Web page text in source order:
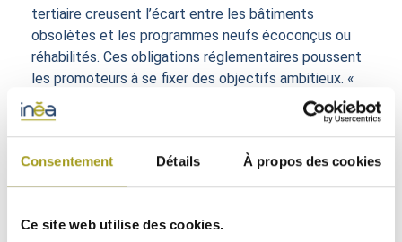
Consentement Détails À propos des cookies
Ce site web utilise des cookies.
tertiaire creusent l’écart entre les bâtiments
obsolètes et les programmes neufs écoconçus ou
réhabilités. Ces obligations réglementaires poussent
les promoteurs à se fixer des objectifs ambitieux. «
Dès 2023, tous nos permis de construire seront
déposés en RE2020 au seuil RE2025 », annonce
Béatrice Lièvre-Théry, directrice générale de
Sogeprom, qui a signé, en 2022, le Pacte 3B (bas
carbone, biodiversité et bien-vivre).
D’une contrainte, la question environnementale est